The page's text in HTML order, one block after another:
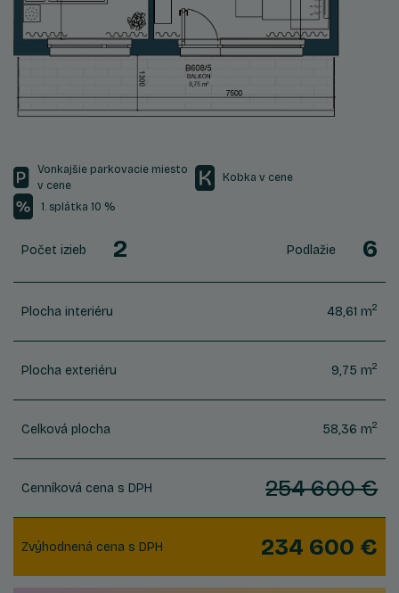
Vonkajšie parkovacie miesto
v cene
Kobka v cene
1. splátka 10 %
Počet izieb 2 Podlažie 6
Plocha interiéru 48,61 m2
Plocha exteriéru 9,75 m2
Celková plocha 58,36 m2
Cenníková cena s DPH 254 600 €
Zvýhodnená cena s DPH 234 600 €